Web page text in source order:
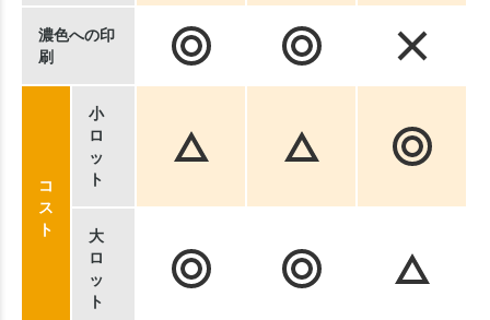
濃色への印
刷
コ
ス
ト
小
ロ
ッ
ト
大
ロ
ッ
ト